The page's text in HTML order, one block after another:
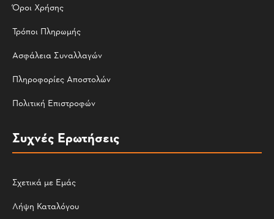
Όροι Χρήσης
Τρόποι Πληρωμής
Ασφάλεια Συναλλαγών
Πληροφορίες Αποστολών
Πολιτική Επιστροφών
Συχνές Ερωτήσεις
Σχετικά με Εμάς
Λήψη Καταλόγου